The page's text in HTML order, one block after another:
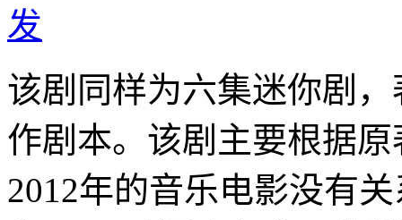
发
该剧同样为六集迷你剧，
作剧本。该剧主要根据
2012年的音乐电影没有关